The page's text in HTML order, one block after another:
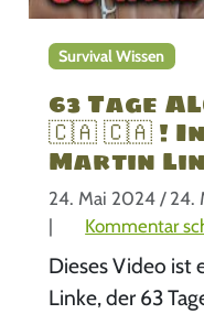
Survival Wissen
63 Tage
🇨🇦 🇨🇦 !
Martin
24. Mai 2024 / 24.
|
Kommentar
Dieses Video ist
Linke, der 63